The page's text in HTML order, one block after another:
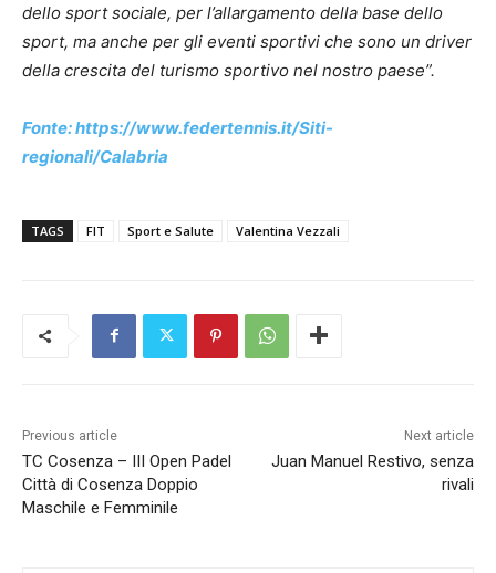
dello sport sociale, per l’allargamento della base dello
sport, ma anche per gli eventi sportivi che sono un driver
della crescita del turismo sportivo nel nostro paese”.
Fonte: https://www.federtennis.it/Siti-
regionali/Calabria
TAGS FIT Sport e Salute Valentina Vezzali
Previous article
TC Cosenza – III Open Padel
Città di Cosenza Doppio
Maschile e Femminile
Next article
Juan Manuel Restivo, senza
rivali